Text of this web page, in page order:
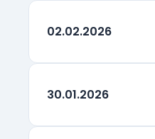
02.02.2026
30.01.2026